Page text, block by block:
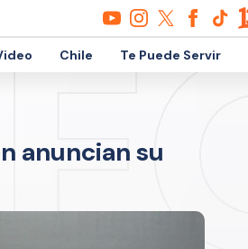
Chile Te Puede Servir
anuncian su